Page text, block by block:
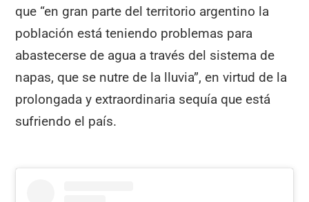
que “en gran parte del territorio argentino la
población está teniendo problemas para
abastecerse de agua a través del sistema de
napas, que se nutre de la lluvia”, en virtud de la
prolongada y extraordinaria sequía que está
sufriendo el país.